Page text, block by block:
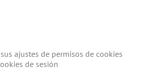
ajustes de permisos de cookies
de sesión